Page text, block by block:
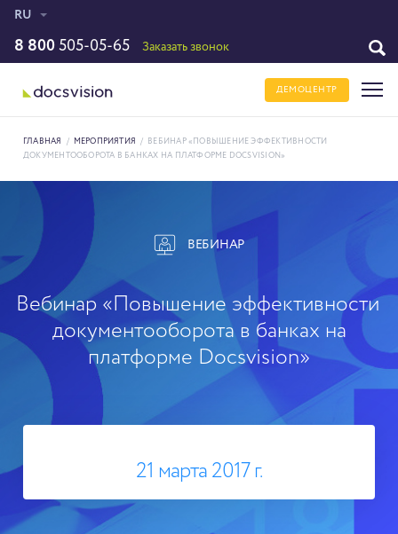
RU
8 800 505-05-65 Заказать звонок
ДЕМОЦЕНТР
ГЛАВНАЯ / МЕРОПРИЯТИЯ /
ВЕБИНАР «ПОВЫШЕНИЕ ЭФФЕКТИВНОСТИ
ДОКУМЕНТООБОРОТА В БАНКАХ НА ПЛАТФОРМЕ DOCSVISION»
ВЕБИНАР
Вебинар «Повышение эффективности
документооборота в банках на
платформе Docsvision»
21 марта 2017 г.